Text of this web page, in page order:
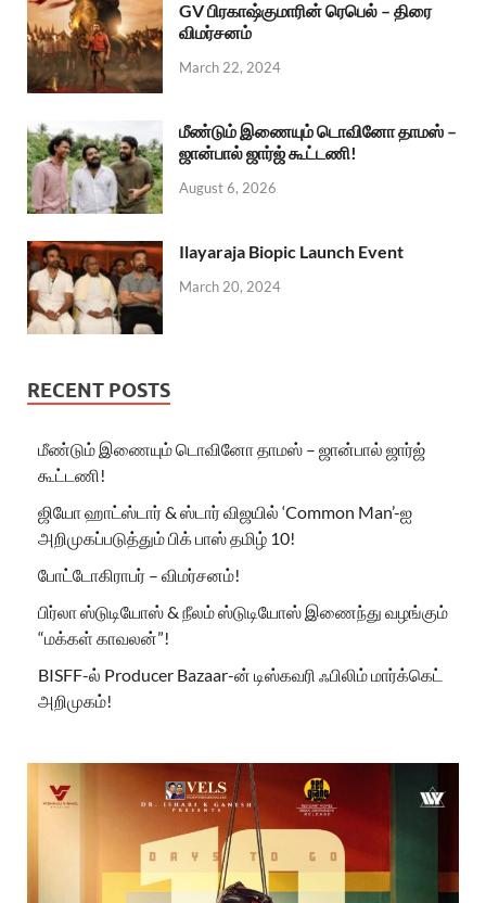
GV பிரகாஷ்குமாரின் ரெபெல் – திரை
விமர்சனம்
March 22, 2024
மீண்டும் இணையும் டொவினோ தாமஸ் –
ஜான்பால் ஜார்ஜ் கூட்டணி!
August 6, 2026
Ilayaraja Biopic Launch Event
March 20, 2024
RECENT POSTS
மீண்டும் இணையும் டொவினோ தாமஸ் – ஜான்பால் ஜார்ஜ்
கூட்டணி!
ஜியோ ஹாட்ஸ்டார் & ஸ்டார் விஜயில் ‘Common Man’-ஐ
அறிமுகப்படுத்தும் பிக் பாஸ் தமிழ் 10!
போட்டோகிராபர் – விமர்சனம்!
பிர்லா ஸ்டுடியோஸ் & நீலம் ஸ்டுடியோஸ் இணைந்து வழங்கும்
“மக்கள் காவலன்”!
BISFF-ல் Producer Bazaar-ன் டிஸ்கவரி ஃபிலிம் மார்க்கெட்
அறிமுகம்!